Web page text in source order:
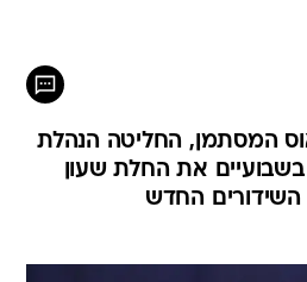
המסתמן, החליטה הנהלת
את החלת שעון
השידורים החדש